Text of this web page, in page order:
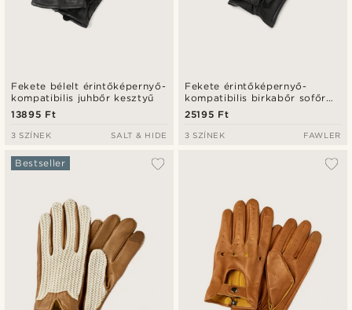
Fekete bélelt érintőképernyő-
kompatibilis juhbőr kesztyű
13895 Ft
3 SZÍNEK SALT & HIDE
Fekete érintőképernyő-
kompatibilis birkabőr sofőr
kesztyű
25195 Ft
3 SZÍNEK FAWLER
Bestseller